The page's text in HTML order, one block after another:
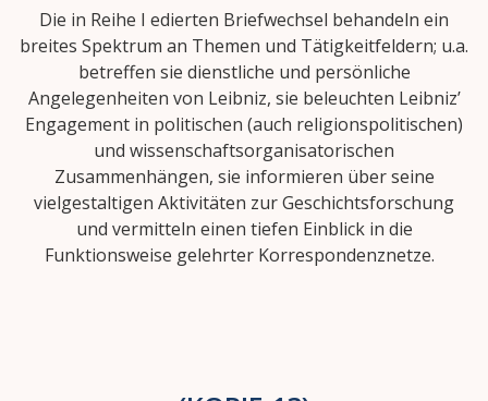
Die in Reihe I edierten Briefwechsel behandeln ein
breites Spektrum an Themen und Tätigkeitfeldern; u.a.
betreffen sie dienstliche und persönliche
Angelegenheiten von Leibniz, sie beleuchten Leibniz’
Engagement in politischen (auch religionspolitischen)
und wissenschaftsorganisatorischen
Zusammenhängen, sie informieren über seine
vielgestaltigen Aktivitäten zur Geschichtsforschung
und vermitteln einen tiefen Einblick in die
Funktionsweise gelehrter Korrespondenznetze.